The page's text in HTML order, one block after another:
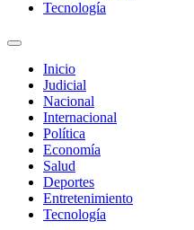
Tecnología
Inicio
Judicial
Nacional
Internacional
Política
Economía
Salud
Deportes
Entretenimiento
Tecnología